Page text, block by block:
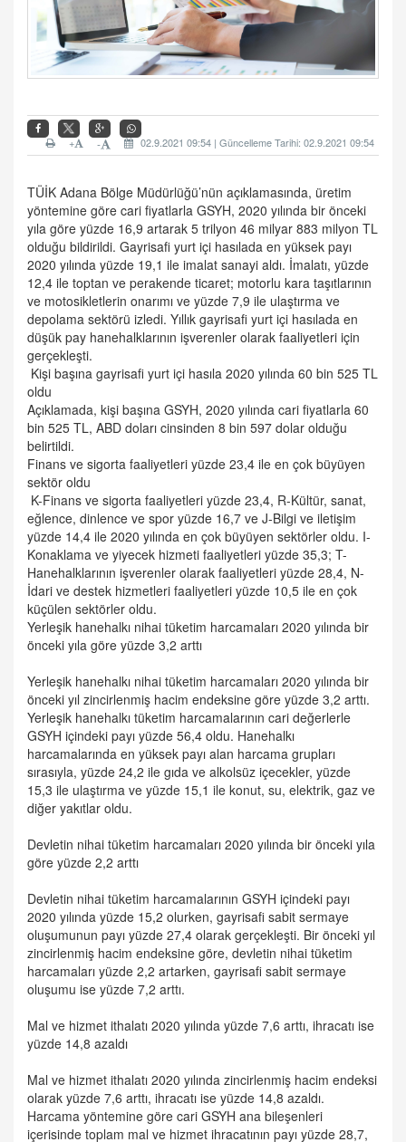
02.9.2021 09:54 | Güncelleme Tarihi: 02.9.2021 09:54
-
+
TÜİK Adana Bölge Müdürlüğü’nün açıklamasında, üretim
yöntemine göre cari fiyatlarla GSYH, 2020 yılında bir önceki
yıla göre yüzde 16,9 artarak 5 trilyon 46 milyar 883 milyon TL
olduğu bildirildi. Gayrisafi yurt içi hasılada en yüksek payı
2020 yılında yüzde 19,1 ile imalat sanayi aldı. İmalatı, yüzde
12,4 ile toptan ve perakende ticaret; motorlu kara taşıtlarının
ve motosikletlerin onarımı ve yüzde 7,9 ile ulaştırma ve
depolama sektörü izledi. Yıllık gayrisafi yurt içi hasılada en
düşük pay hanehalklarının işverenler olarak faaliyetleri için
gerçekleşti.
Kişi başına gayrisafi yurt içi hasıla 2020 yılında 60 bin 525 TL
oldu
Açıklamada, kişi başına GSYH, 2020 yılında cari fiyatlarla 60
bin 525 TL, ABD doları cinsinden 8 bin 597 dolar olduğu
belirtildi.
Finans ve sigorta faaliyetleri yüzde 23,4 ile en çok büyüyen
sektör oldu
K-Finans ve sigorta faaliyetleri yüzde 23,4, R-Kültür, sanat,
eğlence, dinlence ve spor yüzde 16,7 ve J-Bilgi ve iletişim
yüzde 14,4 ile 2020 yılında en çok büyüyen sektörler oldu. I-
Konaklama ve yiyecek hizmeti faaliyetleri yüzde 35,3; T-
Hanehalklarının işverenler olarak faaliyetleri yüzde 28,4, N-
İdari ve destek hizmetleri faaliyetleri yüzde 10,5 ile en çok
küçülen sektörler oldu.
Yerleşik hanehalkı nihai tüketim harcamaları 2020 yılında bir
önceki yıla göre yüzde 3,2 arttı
Yerleşik hanehalkı nihai tüketim harcamaları 2020 yılında bir
önceki yıl zincirlenmiş hacim endeksine göre yüzde 3,2 arttı.
Yerleşik hanehalkı tüketim harcamalarının cari değerlerle
GSYH içindeki payı yüzde 56,4 oldu. Hanehalkı
harcamalarında en yüksek payı alan harcama grupları
sırasıyla, yüzde 24,2 ile gıda ve alkolsüz içecekler, yüzde
15,3 ile ulaştırma ve yüzde 15,1 ile konut, su, elektrik, gaz ve
diğer yakıtlar oldu.
Devletin nihai tüketim harcamaları 2020 yılında bir önceki yıla
göre yüzde 2,2 arttı
Devletin nihai tüketim harcamalarının GSYH içindeki payı
2020 yılında yüzde 15,2 olurken, gayrisafi sabit sermaye
oluşumunun payı yüzde 27,4 olarak gerçekleşti. Bir önceki yıl
zincirlenmiş hacim endeksine göre, devletin nihai tüketim
harcamaları yüzde 2,2 artarken, gayrisafi sabit sermaye
oluşumu ise yüzde 7,2 arttı.
Mal ve hizmet ithalatı 2020 yılında yüzde 7,6 arttı, ihracatı ise
yüzde 14,8 azaldı
Mal ve hizmet ithalatı 2020 yılında zincirlenmiş hacim endeksi
olarak yüzde 7,6 arttı, ihracatı ise yüzde 14,8 azaldı.
Harcama yöntemine göre cari GSYH ana bileşenleri
içerisinde toplam mal ve hizmet ihracatının payı yüzde 28,7,